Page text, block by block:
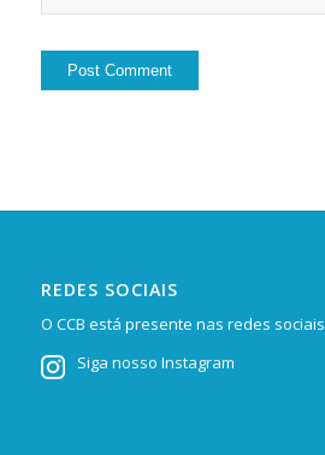
REDES SOCIAIS
O CCB está presente nas redes sociais
Siga nosso Instagram